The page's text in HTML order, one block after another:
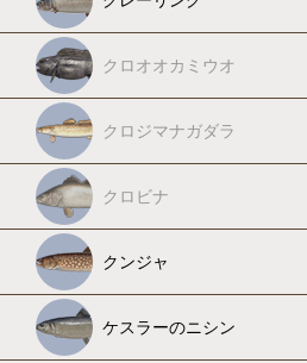
クロオオカミウオ
クロジマナガダラ
クロビナ
クンジャ
ケスラーのニシン